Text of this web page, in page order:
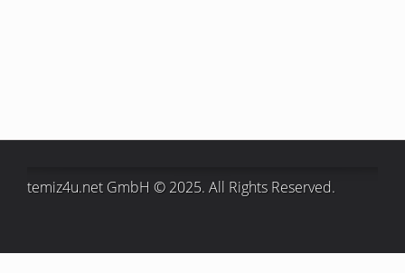
temiz4u.net GmbH © 2025. All Rights Reserved.